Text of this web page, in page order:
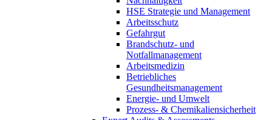
HSE Strategie und Management
Arbeitsschutz
Gefahrgut
Brandschutz- und
Notfallmanagement
Arbeitsmedizin
Betriebliches
Gesundheitsmanagement
Energie- und Umwelt
Prozess- & Chemikaliensicherheit